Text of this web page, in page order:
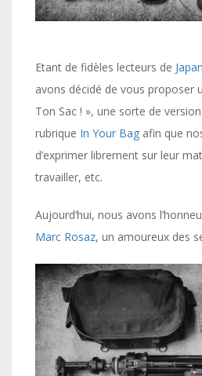
Etant de fidèles lecteurs de
avons décidé de vous proposer
Ton Sac ! », une sorte de
rubrique In Your Bag afin que
d’exprimer librement sur leur
travailler, etc.
Aujourd’hui, nous avons
Marc Rosaz, un amoureux des